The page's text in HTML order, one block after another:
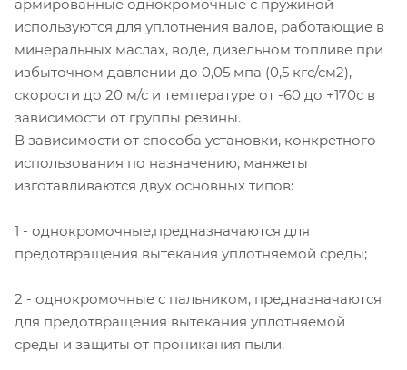
армированные однокромочные с пружиной
используются для уплотнения валов, работающие в
минеральных маслах, воде, дизельном топливе при
избыточном давлении до 0,05 мпа (0,5 кгс/см2),
скорости до 20 м/с и температуре от -60 до +170с в
зависимости от группы резины.
В зависимости от способа установки, конкретного
использования по назначению, манжеты
изготавливаются двух основных типов:
1 - однокромочные,предназначаются для
предотвращения вытекания уплотняемой среды;
2 - однокромочные с пальником, предназначаются
для предотвращения вытекания уплотняемой
среды и защиты от проникания пыли.